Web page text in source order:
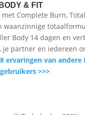
& FIT
Complete Burn,
waanzinnige
Body 14 dagen en
je partner en iedereen
ervaringen van andere
>>>